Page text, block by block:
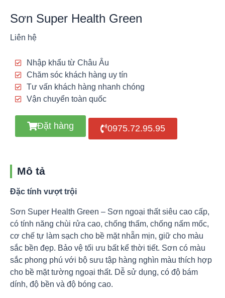
Sơn Super Health Green
Liên hệ
Nhập khẩu từ Châu Âu
Chăm sóc khách hàng uy tín
Tư vấn khách hàng nhanh chóng
Vận chuyển toàn quốc
Đặt hàng 0975.72.95.95
Mô tả
Đặc tính vượt trội
Sơn Super Health Green – Sơn ngoại thất siêu cao cấp,
có tính năng chùi rửa cao, chống thấm, chống nấm mốc,
cơ chế tự làm sạch cho bề mặt nhẵn mịn, giữ cho màu
sắc bền đẹp. Bảo vệ tối ưu bất kể thời tiết. Sơn có màu
sắc phong phú với bộ sưu tập hàng nghìn màu thích hợp
cho bề mặt tường ngoại thất. Dễ sử dụng, có độ bám
dính, độ bền và độ bóng cao.